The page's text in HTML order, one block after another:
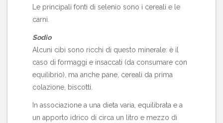
Le principali fonti di selenio sono i cereali e le
carni.
Sodio
Alcuni cibi sono ricchi di questo minerale: è il
caso di formaggi e insaccati (da consumare con
equilibrio), ma anche pane, cereali da prima
colazione, biscotti.
In associazione a una dieta varia, equilibrata e a
un apporto idrico di circa un litro e mezzo di